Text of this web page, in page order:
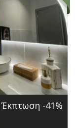
Έκπτωση -41%